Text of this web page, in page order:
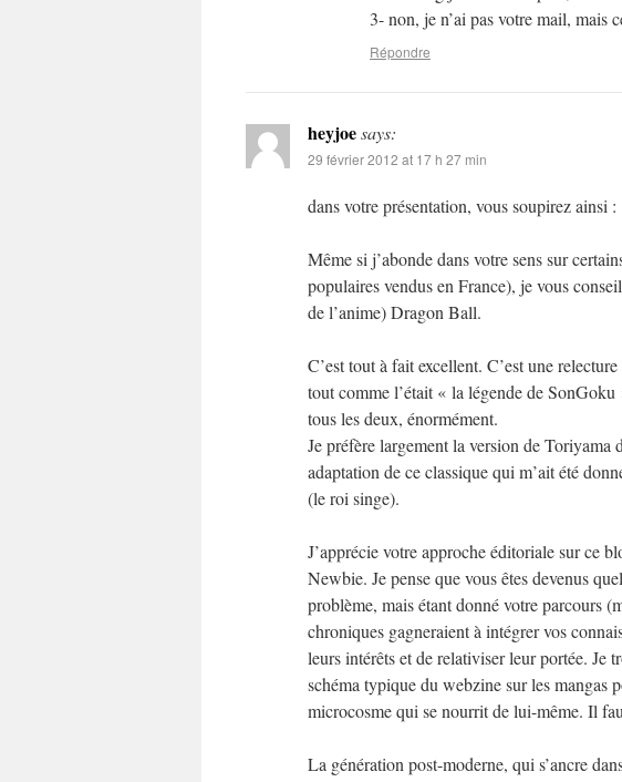
3- non, je n’ai pas votre mail, mais
Répondre
heyjoesays:
29 février 2012 at 17 h 27 min
dans votre présentation, vous soupirez
Même si j’abonde dans votre sens sur
populaires vendus en France), je vous
de l’anime) Dragon Ball.
C’est tout à fait excellent. C’est une
tout comme l’était « la légende de
tous les deux, énormément.
Je préfère largement la version de Toriyama
adaptation de ce classique qui m’ait été
(le roi singe).
J’apprécie votre approche éditoriale sur ce
Newbie. Je pense que vous êtes devenus
problème, mais étant donné votre parcours
chroniques gagneraient à intégrer vos
leurs intérêts et de relativiser leur portée. Je
schéma typique du webzine sur les mangas
microcosme qui se nourrit de lui-même. Il
La génération post-moderne, qui s’ancre